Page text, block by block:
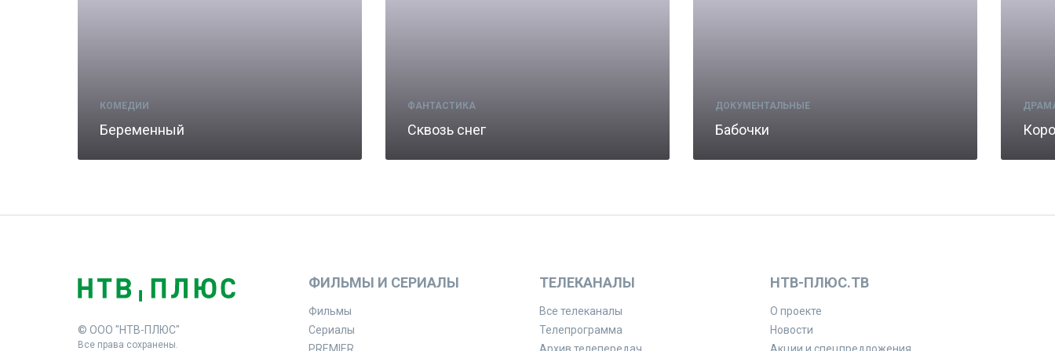
КОМЕДИИ
Беременный
ФАНТАСТИКА
Сквозь снег
ДОКУМЕНТАЛЬНЫЕ
Бабочки
© ООО "НТВ-ПЛЮС"
Все права сохранены.
ФИЛЬМЫ И СЕРИАЛЫ
Фильмы
Сериалы
PREMIER
ТЕЛЕКАНАЛЫ
Все телеканалы
Телепрограмма
Архив телепередач
НТВ-ПЛЮС.ТВ
О проекте
Новости
Акции и спецпредложения